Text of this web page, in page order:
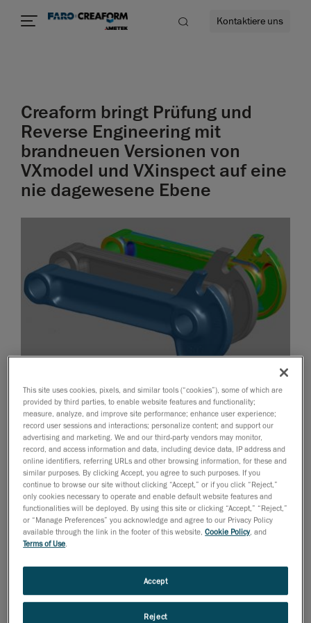
Kontaktiere uns
Creaform bringt Prüfung und
Reverse Engineering mit
brandneuen Versionen von
VXmodel und VXinspect auf eine
nie dagewesene Ebene
Mit der nahtlosen Integration in die brandneue Version
VXelements 5.1 bieten diese Anwendungsmodule eine
Vielzahl neuer Funktionen für eine verbesserte
Flexibilität und eine optimierte Messleistung
Leinfelden-Echterdingen,11. Oktober 2016 –
Creaform, weltweit führender Anbieter von
tragbaren 3D-MesslösungenundEngineering Services
hat heute bekannt gegeben, dass zuVXmodel, dem
Softwaremodul für die Nachbearbeitung von Scan-zu-
hinzugefügt wurden. Beide Module sind vollständig in
die Softwareplattform VXelements von Creaform
This site uses cookies, pixels, and similar tools (“cookies”), some of which are
provided by third parties, to enable website features and functionality;
measure, analyze, and improve site performance; enhance user experience;
record user sessions and interactions; personalize content; and support our
advertising and marketing. We and our third-party vendors may monitor,
record, and access information and data, including device data, IP address and
online identifiers, referring URLs and other browsing information, for these and
similar purposes. By clicking Accept, you agree to such purposes. If you
continue to browse our site without clicking “Accept,” or if you click “Reject,”
only cookies necessary to operate and enable default website features and
functionalities will be deployed. By using this site or clicking “Accept,” “Reject,”
or “Manage Preferences” you acknowledge and agree to our Privacy Policy
available through the link in the footer of this website,Cookie Policy, and
Terms of Use.
Reject
Accept